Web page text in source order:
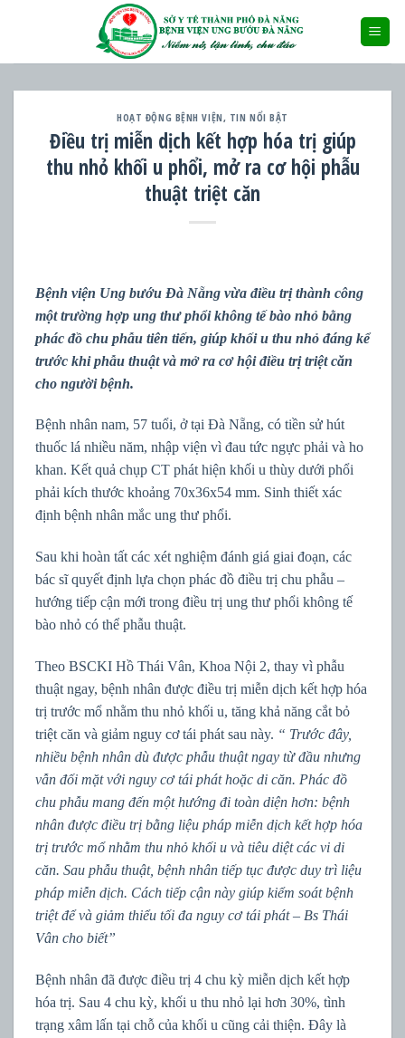
HOẠT ĐỘNG BỆNH VIỆN, TIN NỔI BẬT
Điều trị miễn dịch kết hợp hóa trị giúp
thu nhỏ khối u phổi, mở ra cơ hội phẫu
thuật triệt căn
Bệnh viện Ung bướu Đà Nẵng vừa điều trị thành công
một trường hợp ung thư phổi không tế bào nhỏ bằng
phác đồ chu phẫu tiên tiến, giúp khối u thu nhỏ đáng kể
trước khi phẫu thuật và mở ra cơ hội điều trị triệt căn
cho người bệnh.
Bệnh nhân nam, 57 tuổi, ở tại Đà Nẵng, có tiền sử hút
thuốc lá nhiều năm, nhập viện vì đau tức ngực phải và ho
khan. Kết quả chụp CT phát hiện khối u thùy dưới phổi
phải kích thước khoảng 70x36x54 mm. Sinh thiết xác
định bệnh nhân mắc ung thư phổi.
Sau khi hoàn tất các xét nghiệm đánh giá giai đoạn, các
bác sĩ quyết định lựa chọn phác đồ điều trị chu phẫu –
hướng tiếp cận mới trong điều trị ung thư phổi không tế
bào nhỏ có thể phẫu thuật.
Theo BSCKI Hồ Thái Vân, Khoa Nội 2, thay vì phẫu
thuật ngay, bệnh nhân được điều trị miễn dịch kết hợp hóa
trị trước mổ nhằm thu nhỏ khối u, tăng khả năng cắt bỏ
triệt căn và giảm nguy cơ tái phát sau này. “ Trước đây,
nhiều bệnh nhân dù được phẫu thuật ngay từ đầu nhưng
vẫn đối mặt với nguy cơ tái phát hoặc di căn. Phác đồ
chu phẫu mang đến một hướng đi toàn diện hơn: bệnh
nhân được điều trị bằng liệu pháp miễn dịch kết hợp hóa
trị trước mổ nhằm thu nhỏ khối u và tiêu diệt các vi di
căn. Sau phẫu thuật, bệnh nhân tiếp tục được duy trì liệu
pháp miễn dịch. Cách tiếp cận này giúp kiểm soát bệnh
triệt để và giảm thiểu tối đa nguy cơ tái phát – Bs Thái
Vân cho biết”
Bệnh nhân đã được điều trị 4 chu kỳ miễn dịch kết hợp
hóa trị. Sau 4 chu kỳ, khối u thu nhỏ lại hơn 30%, tình
trạng xâm lấn tại chỗ của khối u cũng cải thiện. Đây là